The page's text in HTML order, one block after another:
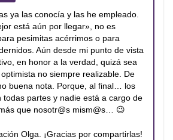
ya las conocía y las he empleado.
está aún por llegar», no es
pesimitas acérrimos o para
Aún desde mi punto de vista
en honor a la verdad, quizá sea
no siempre realizable. De
buena nota. Porque, al final… los
todas partes y nadie está a cargo de
que nosotr@s mism@s… 😉
Olga. ¡Gracias por compartirlas!